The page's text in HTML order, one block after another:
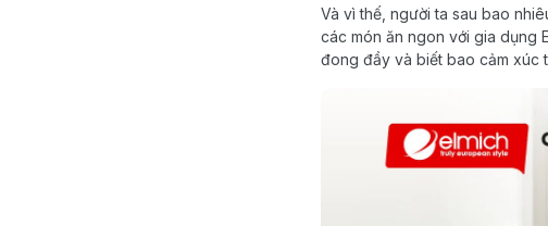
Và vì thế, người ta sau bao
các món ăn ngon với gia dụng
đong đầy và biết bao cảm xúc